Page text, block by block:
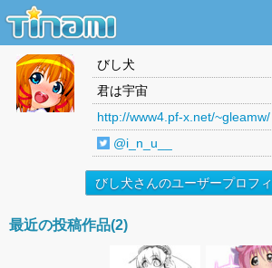
びし犬
君は宇宙
http://www4.pf-x.net/~gleamw/
@i_n_u__
びし犬さんのユーザープロフ
最近の投稿作品(2)